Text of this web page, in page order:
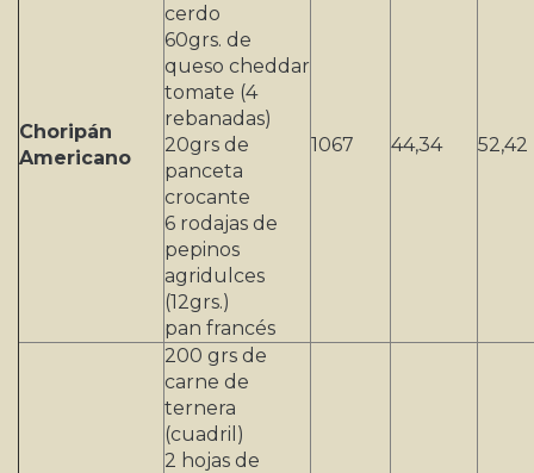
Choripán
Americano
cerdo
60grs. de
queso cheddar
tomate (4
rebanadas)
20grs de
panceta
crocante
6 rodajas de
pepinos
agridulces
(12grs.)
pan francés
1067 44,34 52,42
200 grs de
carne de
ternera
(cuadril)
2 hojas de